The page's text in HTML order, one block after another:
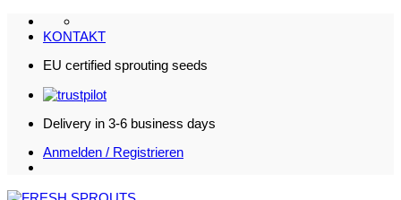
Zum
Inhalt
KONTAKT
EU certified sprouting seeds
Delivery in 3-6 business days
Anmelden / Registrieren